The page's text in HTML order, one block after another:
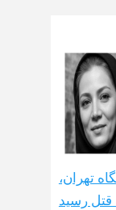
تهران،
رسید